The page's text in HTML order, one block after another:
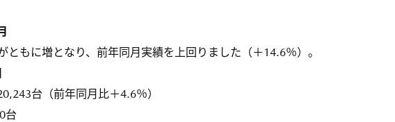
ともに増となり、前年同月実績を上回りました（＋14.6％）。
台（前年同月比＋4.6％）
台